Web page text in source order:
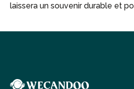
laissera un souvenir durable et